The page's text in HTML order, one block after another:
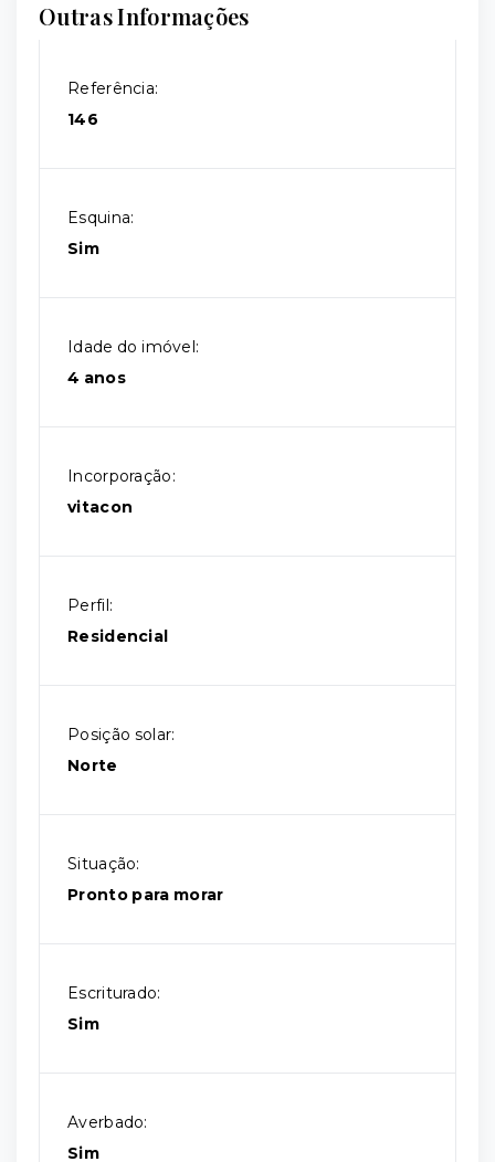
Outras Informações
Referência:
146
Esquina:
Sim
Idade do imóvel:
4 anos
Incorporação:
vitacon
Perfil:
Residencial
Posição solar:
Norte
Situação:
Pronto para morar
Escriturado:
Sim
Averbado:
Sim